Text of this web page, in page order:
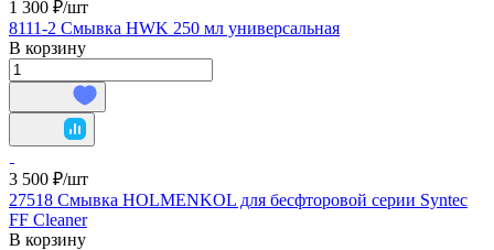
1 300 ₽/шт
8111-2 Смывка HWK 250 мл универсальная
В корзину
3 500 ₽/шт
27518 Смывка HOLMENKOL для бесфторовой серии Syntec
FF Cleaner
В корзину